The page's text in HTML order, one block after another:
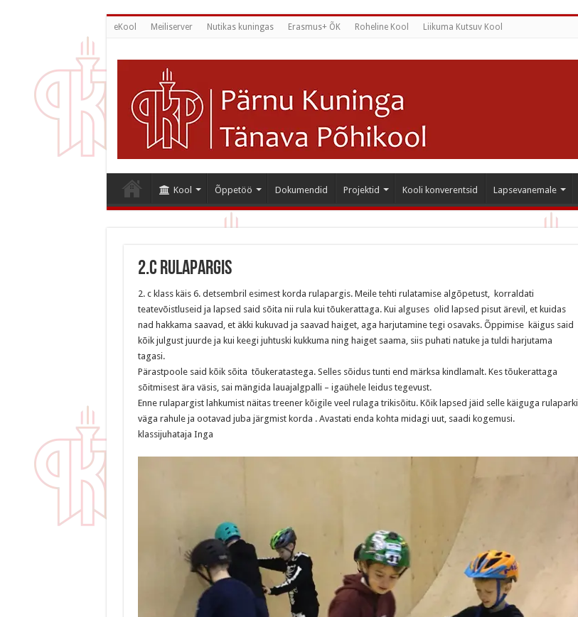
eKool Meiliserver Nutikas kuningas Erasmus+ ÕK Roheline Kool Liikuma Kutsuv Kool
Kool Õppetöö Dokumendid Projektid Kooli konverentsid Lapsevanemale
2.c rulapargis
2. c klass käis 6. detsembril esimest korda rulapargis. Meile tehti rulatamise algõpetust, korraldati
teatevõistluseid ja lapsed said sõita nii rula kui tõukerattaga. Kui alguses olid lapsed pisut ärevil, et kuidas
nad hakkama saavad, et äkki kukuvad ja saavad haiget, aga harjutamine tegi osavaks. Õppimise käigus said
kõik julgust juurde ja kui keegi juhtuski kukkuma ning haiget saama, siis puhati natuke ja tuldi harjutama
tagasi.
Pärastpoole said kõik sõita tõukeratastega. Selles sõidus tunti end märksa kindlamalt. Kes tõukerattaga
sõitmisest ära väsis, sai mängida lauajalgpalli – igaühele leidus tegevust.
Enne rulapargist lahkumist näitas treener kõigile veel rulaga trikisõitu. Kõik lapsed jäid selle käiguga rulaparki
väga rahule ja ootavad juba järgmist korda . Avastati enda kohta midagi uut, saadi kogemusi.
klassijuhataja Inga